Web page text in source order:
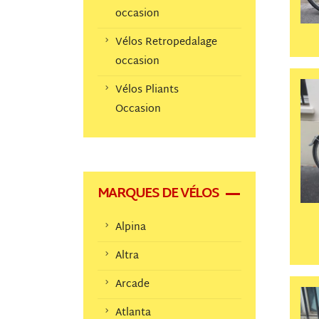
occasion
Vélos Retropedalage
occasion
Vélos Pliants
Occasion
MARQUES DE VÉLOS
Alpina
Altra
Arcade
Atlanta